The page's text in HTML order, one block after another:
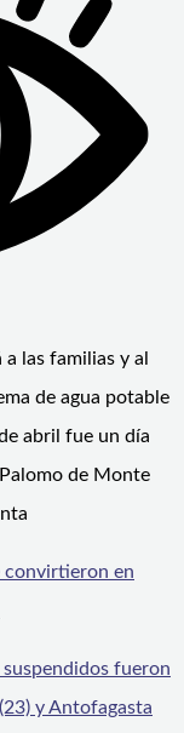
las familias y al
de agua potable
abril fue un día
de Monte
convirtieron en